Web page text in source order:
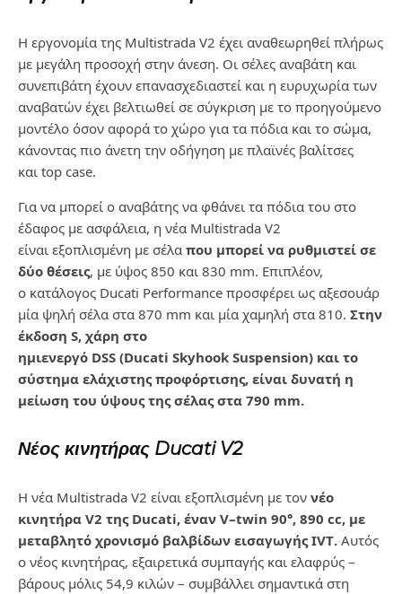
Η εργονομία της Multistrada V2 έχει αναθεωρηθεί πλήρως
με μεγάλη προσοχή στην άνεση. Οι σέλες αναβάτη και
συνεπιβάτη έχουν επανασχεδιαστεί και η ευρυχωρία των
αναβατών έχει βελτιωθεί σε σύγκριση με το προηγούμενο
μοντέλο όσον αφορά το χώρο για τα πόδια και το σώμα,
κάνοντας πιο άνετη την οδήγηση με πλαϊνές βαλίτσες
και top case.
Για να μπορεί ο αναβάτης να φθάνει τα πόδια του στο
έδαφος με ασφάλεια, η νέα Multistrada V2
είναι εξοπλισμένη με σέλα που μπορεί να ρυθμιστεί σε
δύο θέσεις, με ύψος 850 και 830 mm. Επιπλέον,
ο κατάλογος Ducati Performance προσφέρει ως αξεσουάρ
μία ψηλή σέλα στα 870 mm και μία χαμηλή στα 810. Στην
έκδοση S, χάρη στο
ημιενεργό DSS (Ducati Skyhook Suspension) και το
σύστημα ελάχιστης προφόρτισης, είναι δυνατή η
μείωση του ύψους της σέλας στα 790 mm.
Νέος κινητήρας Ducati V2
Η νέα Multistrada V2 είναι εξοπλισμένη με τον νέο
κινητήρα V2 της Ducati, έναν V–twin 90°, 890 cc, με
μεταβλητό χρονισμό βαλβίδων εισαγωγήςIVT. Αυτός
ο νέος κινητήρας, εξαιρετικά συμπαγής και ελαφρύς –
βάρους μόλις 54,9 κιλών – συμβάλλει σημαντικά στη